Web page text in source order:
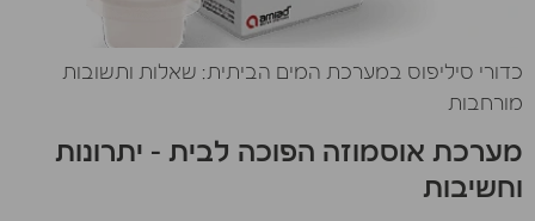
כדורי סיליפוס במערכת המים הביתית: שאלות ותשובות
מורחבות
מערכת אוסמוזה הפוכה לבית – יתרונות
וחשיבות